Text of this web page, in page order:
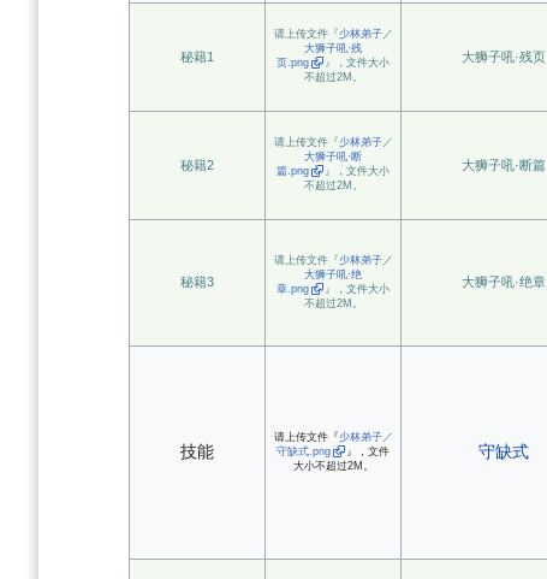
秘籍1
请上传文件『少林弟子／
大狮子吼·残
页.png
』，文件大小
不超过2M。
大狮子吼·残页
秘籍2
请上传文件『少林弟子／
大狮子吼·断
篇.png
』，文件大小
不超过2M。
大狮子吼·断篇
秘籍3
请上传文件『少林弟子／
大狮子吼·绝
章.png
』，文件大小
不超过2M。
大狮子吼·绝章
技能
请上传文件『少林弟子／
守缺式.png
』，文件
大小不超过2M。
守缺式